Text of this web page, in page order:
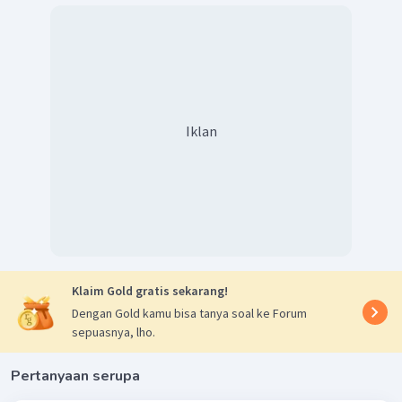
. Karena
Substitusikan , didapat
Iklan
Klaim Gold gratis sekarang!
Dengan Gold kamu bisa tanya soal ke Forum
sepuasnya, lho.
Pertanyaan serupa